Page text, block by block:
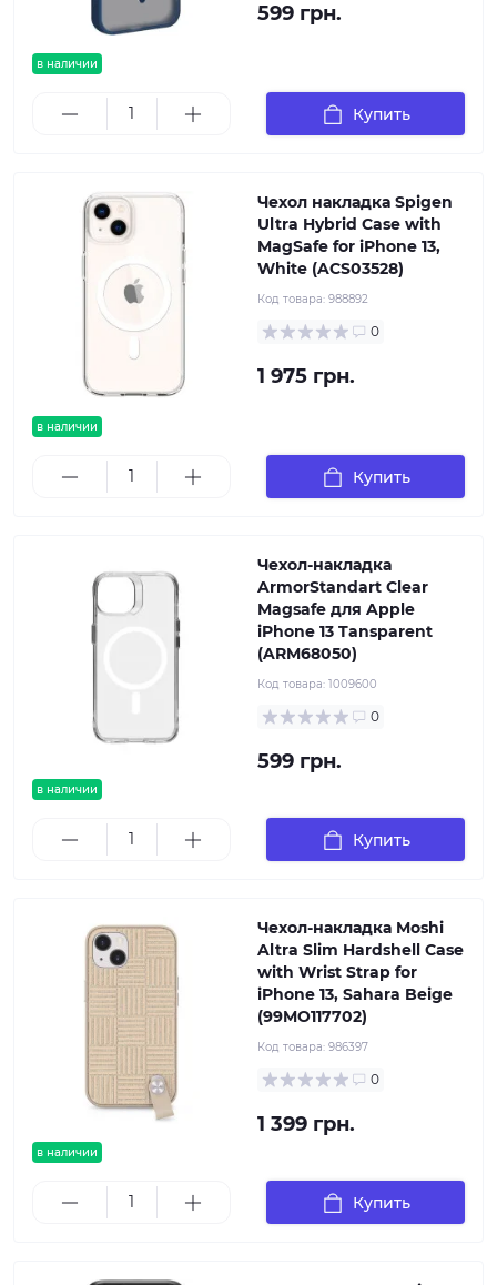
в наличии
599 грн.
Купить
в наличии
Чехол накладка Spigen
Ultra Hybrid Case with
MagSafe for iPhone 13,
White (ACS03528)
Код товара: 988892
0
1 975 грн.
Купить
в наличии
Чехол-накладка
ArmorStandart Clear
Magsafe для Apple
iPhone 13 Tansparent
(ARM68050)
Код товара: 1009600
0
599 грн.
Купить
в наличии
Чехол-накладка Moshi
Altra Slim Hardshell Case
with Wrist Strap for
iPhone 13, Sahara Beige
(99MO117702)
Код товара: 986397
0
1 399 грн.
Купить